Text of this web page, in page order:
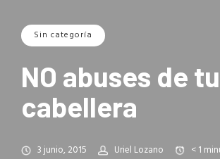
Sin categoría
NO abuses de tu
cabellera
3 junio, 2015 Uriel Lozano < 1